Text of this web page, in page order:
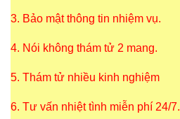
3. Bảo mật thông tin nhiệm vụ.
4. Nói không thám tử 2 mang.
5. Thám tử nhiều kinh nghiệm
6. Tư vấn nhiệt tình miễn phí 24/7.